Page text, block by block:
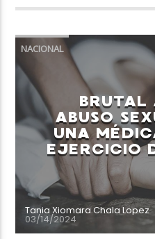
NACIONAL
BRUTAL
ABUSO
UNA
EJERCICIO
Tania Xiomara Chala Lopez
03/14/2024